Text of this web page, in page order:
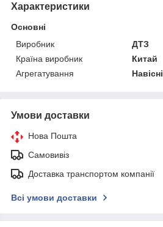
Характеристики
Основні
Виробник
ДТЗ
Країна виробник
Китай
Агрегатування
Навісні
Умови доставки
Нова Пошта
Самовивіз
Доставка транспортом компанії
Всі умови доставки